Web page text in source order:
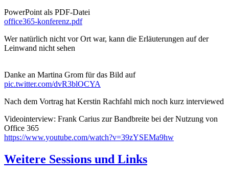
PowerPoint als PDF-Datei
office365-konferenz.pdf
Wer natürlich nicht vor Ort war, kann die Erläuterungen auf der
Leinwand nicht sehen
Danke an Martina Grom für das Bild auf
pic.twitter.com/dvR3blOCYA
Nach dem Vortrag hat Kerstin Rachfahl mich noch kurz interviewed
Videointerview: Frank Carius zur Bandbreite bei der Nutzung von
Office 365
https://www.youtube.com/watch?v=39zYSEMa9hw
Weitere Sessions und Links